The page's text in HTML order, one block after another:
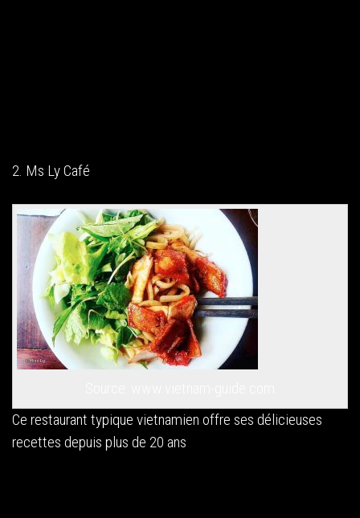
2. Ms Ly Café
Ce restaurant typique vietnamien offre ses délicieuses
recettes depuis plus de 20 ans